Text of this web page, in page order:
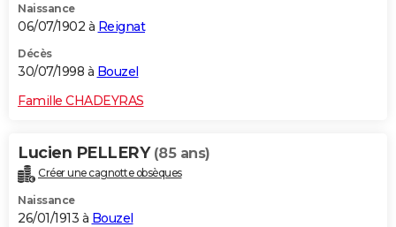
Naissance
06/07/1902 à Reignat
Décès
30/07/1998 à Bouzel
Famille CHADEYRAS
Lucien PELLERY (85 ans)
Créer une cagnotte obsèques
Naissance
26/01/1913 à Bouzel